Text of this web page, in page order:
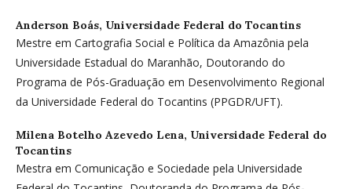
Anderson Boás, Universidade Federal do Tocantins
Mestre em Cartografia Social e Política da Amazônia pela
Universidade Estadual do Maranhão, Doutorando do
Programa de Pós-Graduação em Desenvolvimento Regional
da Universidade Federal do Tocantins (PPGDR/UFT).
Milena Botelho Azevedo Lena, Universidade Federal do
Tocantins
Mestra em Comunicação e Sociedade pela Universidade